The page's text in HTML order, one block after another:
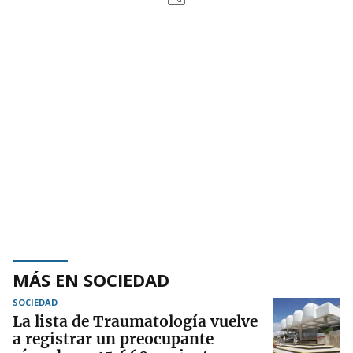
MÁS EN SOCIEDAD
SOCIEDAD
La lista de Traumatología vuelve
a registrar un preocupante